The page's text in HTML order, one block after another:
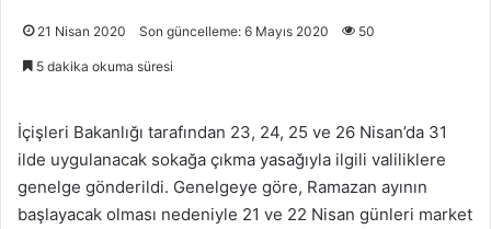
21 Nisan 2020 Son güncelleme: 6 Mayıs 2020 50
5 dakika okuma süresi
İçişleri Bakanlığı tarafından 23, 24, 25 ve 26 Nisan’da 31
ilde uygulanacak sokağa çıkma yasağıyla ilgili valiliklere
genelge gönderildi. Genelgeye göre, Ramazan ayının
başlayacak olması nedeniyle 21 ve 22 Nisan günleri market